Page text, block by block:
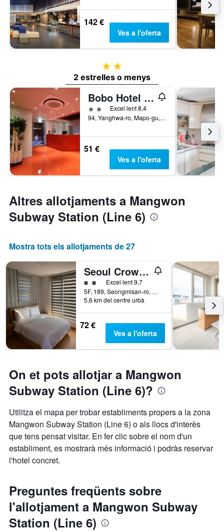
142 €
Ves a l'oferta
2 estrelles
2 estrelles o menys
Bobo Hotel Hongdae
2 estrellesExcel·lent 8,4
94, Yanghwa-ro, Mapo-gu, Seül, Corea del Sud
51 €
Ves a l'oferta
Altres allotjaments a Mangwon
Subway Station (Line 6)
Mostra tots els allotjaments de 27
Seoul Crown 88 Guest House - Foreign Guests Only
Categoria 2Excel·lent 9,7
5F, 189, Seongmisan-ro, Mapo-gu, Seül, Corea del Sud
5,6 km del centre urbà
72 €
Ves a l'oferta
On et pots allotjar a Mangwon
Subway Station (Line 6)?
Utilitza el mapa per trobar establiments propers a la zona
Mangwon Subway Station (Line 6) o als llocs d'interès
que tens pensat visitar. En fer clic sobre el nom d'un
establiment, es mostrarà més informació i podràs reservar
l'hotel concret.
Preguntes freqüents sobre
l'allotjament a Mangwon Subway
Station (Line 6)